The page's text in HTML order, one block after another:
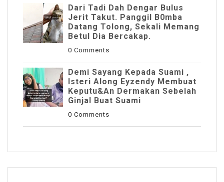
Dari Tadi Dah Dengar Bulus
Jerit Takut. Panggil B0mba
Datang Tolong, Sekali Memang
Betul Dia Bercakap.
0 Comments
Demi Sayang Kepada Suami ,
Isteri Along Eyzendy Membuat
Keputu&an Dermakan Sebelah
Ginjal Buat Suami
0 Comments